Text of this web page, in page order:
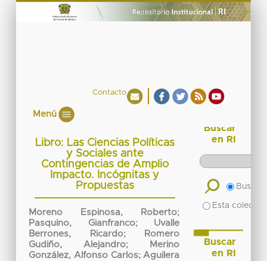
Contacto
Menú
Libro: Las Ciencias Políticas
y Sociales ante
Contingencias de Amplio
Impacto. Incógnitas y
Propuestas
Moreno Espinosa, Roberto;
Pasquino, Gianfranco; Uvalle
Berrones, Ricardo;
Romero
Gudiño, Alejandro;
Merino
González, Alfonso Carlos;Aguilera
Buscar
en RI
Buscar
Esta
Buscar
en RI